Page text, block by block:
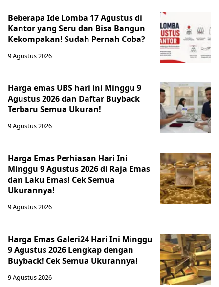
Beberapa Ide Lomba 17 Agustus di
Kantor yang Seru dan Bisa Bangun
Kekompakan! Sudah Pernah Coba?
9 Agustus 2026
Harga emas UBS hari ini Minggu 9
Agustus 2026 dan Daftar Buyback
Terbaru Semua Ukuran!
9 Agustus 2026
Harga Emas Perhiasan Hari Ini
Minggu 9 Agustus 2026 di Raja Emas
dan Laku Emas! Cek Semua
Ukurannya!
9 Agustus 2026
Harga Emas Galeri24 Hari Ini Minggu
9 Agustus 2026 Lengkap dengan
Buyback! Cek Semua Ukurannya!
9 Agustus 2026